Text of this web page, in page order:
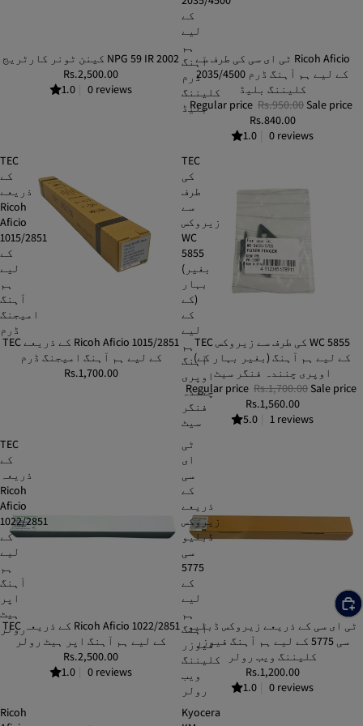
کینن ٹونر کارٹریج NPG 59 IR 2002
Rs.2,500.00
1.0
0 reviews
کے
لیے
ہم
آہنگ
ڈرم
کلیننگ
بلیڈ
SALEٹی ای سی کی طرف سے Ricoh Aficio
2035/4500 کے لیے ہم آہنگ ڈرم
کلیننگ بلیڈ
Regular price Rs.950.00 Sale price
Rs.840.00
1.0
0 reviews
TEC
کے
ذریعے
Ricoh
Aficio
1015/2851
کے
لیے
ہم
آہنگ
امیجنگ
ڈرم
TEC کے ذریعے Ricoh Aficio 1015/2851
کے لیے ہم آہنگ امیجنگ ڈرم
Rs.1,700.00
TEC
کی
طرف
سے
زیروکس
WC
5855
(بغیر
بہار
کے)
کے
لیے
ہم
آہنگ
اوپری
چنندہ
فنگر
سیٹ
SOLD OUT
TEC کی طرف سے زیروکس WC 5855
(بغیر بہار کے) کے لیے ہم آہنگ
اوپری چنندہ فنگر سیٹ
Regular price Rs.1,700.00 Sale price
Rs.1,560.00
5.0
1 reviews
TEC
کے
ذریعہ
Ricoh
Aficio
1022/2851
کے
لیے
ہم
آہنگ
اپر
ہیٹ
رولر
TEC کے ذریعہ Ricoh Aficio 1022/2851
کے لیے ہم آہنگ اپر ہیٹ رولر
Rs.2,500.00
1.0
0 reviews
ٹی
ای
سی
کے
ذریعے
زیروکس
ڈبلیو
سی
5775
کے
لیے
ہم
آہنگ
فیوزر
کلیننگ
ویب
رولر
ٹی ای سی کے ذریعے زیروکس ڈبلیو
سی 5775 کے لیے ہم آہنگ فیوزر
کلیننگ ویب رولر
Rs.1,200.00
1.0
0 reviews
Ricoh
Kyocera